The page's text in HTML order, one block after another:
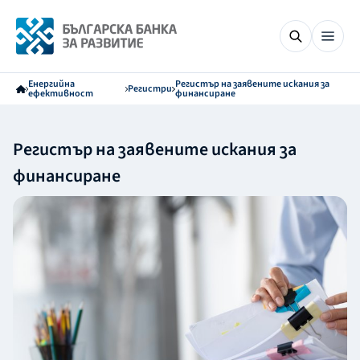
Енергийна
ефективност Регистри Регистър на заявените искания за
финансиране
Регистър на заявените искания за
финансиране